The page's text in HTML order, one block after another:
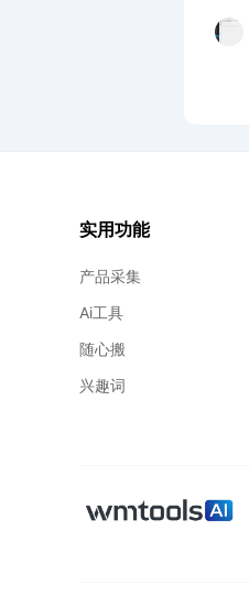
实用功能
产品采集
Ai工具
随心搬
兴趣词